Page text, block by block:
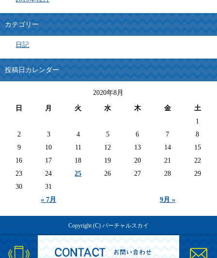
カテゴリー
日記
投稿日カレンダー
2020年8月
日 月 火 水 木 金 土
« 7月 9月 »
1
2
3 4 5 6 7
8
9
10 11 12 13 14
15
16
17 18 19 20 21
22
23
24 25 26 27 28
29
30
31
Copyright (C) バーチャルスカイ